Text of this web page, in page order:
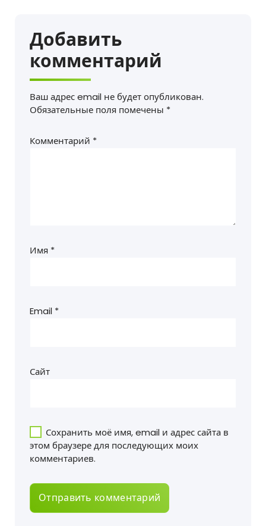
Добавить
комментарий
Ваш адрес email не будет опубликован.
Обязательные поля помечены *
Комментарий *
Имя *
Email *
Сайт
Сохранить моё имя, email и адрес сайта в
этом браузере для последующих моих
комментариев.